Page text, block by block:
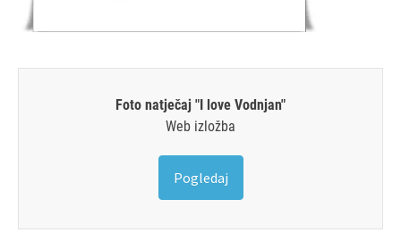
Foto natječaj "I love Vodnjan"
Web izložba
Pogledaj